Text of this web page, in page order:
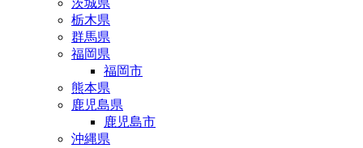
茨城県
栃木県
群馬県
福岡県
福岡市
熊本県
鹿児島県
鹿児島市
沖縄県